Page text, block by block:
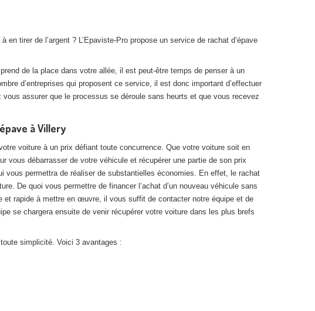
tirer de l’argent ? L’Epaviste-Pro propose un service de rachat d’épave
de la place dans votre allée, il est peut-être temps de penser à un
d’entreprises qui proposent ce service, il est donc important d’effectuer
assurer que le processus se déroule sans heurts et que vous recevez
à Villery
voiture à un prix défiant toute concurrence. Que votre voiture soit en
vous débarrasser de votre véhicule et récupérer une partie de son prix
vous permettra de réaliser de substantielles économies. En effet, le rachat
De quoi vous permettre de financer l’achat d’un nouveau véhicule sans
rapide à mettre en œuvre, il vous suffit de contacter notre équipe et de
se chargera ensuite de venir récupérer votre voiture dans les plus brefs
simplicité. Voici 3 avantages :